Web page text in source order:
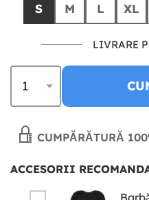
S M L XL
LIVRARE
CUMPĂRĂTURĂ
ACCESORII